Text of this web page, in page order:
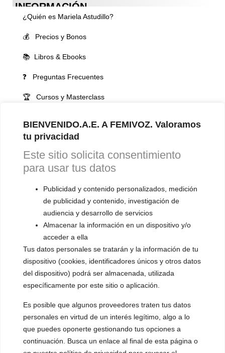
BIENVENIDO.A.E. A FEMIVOZ. Valoramos
tu privacidad
Este sitio solicita consentimiento
para usar tus datos
Publicidad y contenido personalizados, medición
de publicidad y contenido, investigación de
audiencia y desarrollo de servicios
Almacenar la información en un dispositivo y/o
acceder a ella
Tus datos personales se tratarán y la información de tu
dispositivo (cookies, identificadores únicos y otros datos
del dispositivo) podrá ser almacenada, utilizada
específicamente por este sitio o aplicación.
Es posible que algunos proveedores traten tus datos
personales en virtud de un interés legítimo, algo a lo
que puedes oponerte gestionando tus opciones a
continuación. Busca un enlace al final de esta página o
INFORMACIÓN
¿Quién es Mariela Astudillo?
💰 Precios y Bonos
📚 Libros & Ebooks
❓ Preguntas Frecuentes
🏆 Cursos y Masterclass
VOCES LGBTQIA+ 🏳️‍🌈
▪️ Feminización de la voz
▪️ Masculinización de la voz
▪️ Neutralización de la voz
▪️ Dualización de la voz
▪️ Androginización de la voz
OTRAS SESIONES
▪️ Caracterización de la voz
▪️ Voz virilizada por esteroides
▪️ Modificación del acento
🟥 CIRUGÍA: Glotoplastia
CONTACTO Y CITAS